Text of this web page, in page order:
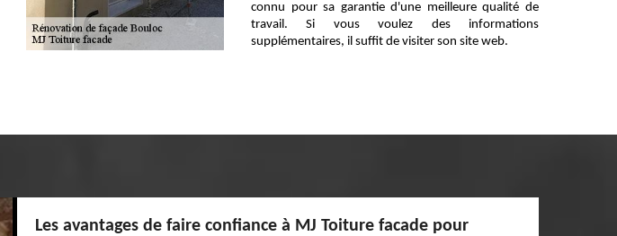
connu pour sa garantie d'une meilleure qualité de
travail. Si vous voulez des informations
supplémentaires, il suffit de visiter son site web.
Les avantages de faire confiance à MJ Toiture facade pour